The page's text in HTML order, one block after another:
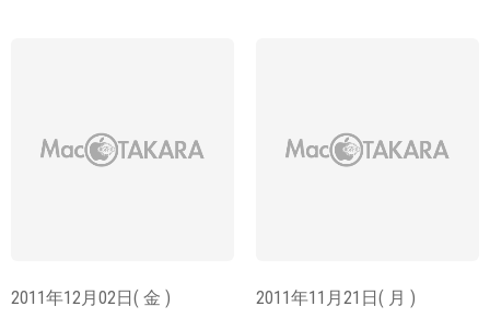
2011年12月02日( 金 ) 2011年11月21日( 月 )